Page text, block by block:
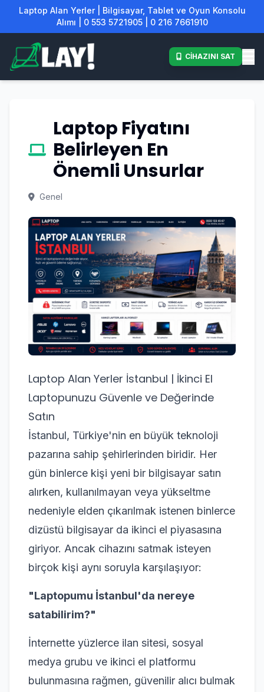
Laptop Alan Yerler | Bilgisayar, Tablet ve Oyun Konsolu
Alımı | 0 553 5721905 | 0 216 7661910
CİHAZINI SAT
Laptop Fiyatını
Belirleyen En
Önemli Unsurlar
Genel
Laptop Alan Yerler İstanbul | İkinci El
Laptopunuzu Güvenle ve Değerinde
Satın
İstanbul, Türkiye'nin en büyük teknoloji
pazarına sahip şehirlerinden biridir. Her
gün binlerce kişi yeni bir bilgisayar satın
alırken, kullanılmayan veya yükseltme
nedeniyle elden çıkarılmak istenen binlerce
dizüstü bilgisayar da ikinci el piyasasına
giriyor. Ancak cihazını satmak isteyen
birçok kişi aynı soruyla karşılaşıyor:
"Laptopumu İstanbul'da nereye
satabilirim?"
İnternette yüzlerce ilan sitesi, sosyal
medya grubu ve ikinci el platformu
bulunmasına rağmen, güvenilir alıcı bulmak